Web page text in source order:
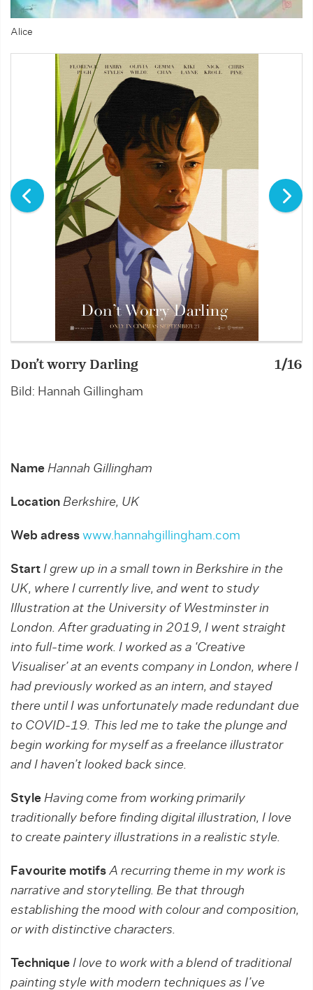
Alice
Don’t worry Darling
Bild: Hannah Gillingham
1/16
Name Hannah Gillingham
Location Berkshire, UK
Web adress www.hannahgillingham.com
Start I grew up in a small town in Berkshire in the
UK, where I currently live, and went to study
Illustration at the University of Westminster in
London. After graduating in 2019, I went straight
into full-time work. I worked as a ‘Creative
Visualiser’ at an events company in London, where I
had previously worked as an intern, and stayed
there until I was unfortunately made redundant due
to COVID-19. This led me to take the plunge and
begin working for myself as a freelance illustrator
and I haven’t looked back since.
Style Having come from working primarily
traditionally before finding digital illustration, I love
to create paintery illustrations in a realistic style.
Favourite motifs A recurring theme in my work is
narrative and storytelling. Be that through
establishing the mood with colour and composition,
or with distinctive characters.
Technique I love to work with a blend of traditional
painting style with modern techniques as I’ve